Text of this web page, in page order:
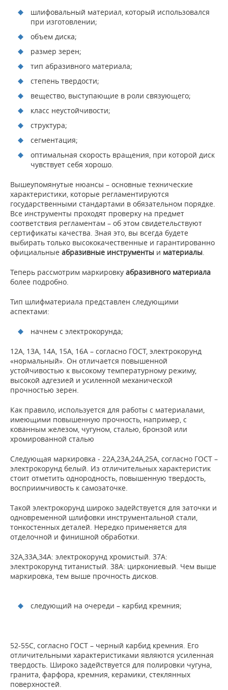
шлифовальный материал, который использовался
при изготовлении;
объем диска;
размер зерен;
тип абразивного материала;
степень твердости;
вещество, выступающие в роли связующего;
класс неустойчивости;
структура;
сегментация;
оптимальная скорость вращения, при которой диск
чувствует себя хорошо.
Вышеупомянутые нюансы – основные технические
характеристики, которые регламентируются
государственными стандартами в обязательном порядке.
Все инструменты проходят проверку на предмет
соответствия регламентам – об этом свидетельствуют
сертификаты качества. Зная это, вы всегда будете
выбирать только высококачественные и гарантированно
официальные абразивные инструменты и материалы.
Теперь рассмотрим маркировку абразивного материала
более подробно.
Тип шлифматериала представлен следующими
аспектами:
начнем с электрокорунда;
12А, 13А, 14А, 15А, 16А – согласно ГОСТ, электрокорунд
«нормальный». Он отличается повышенной
устойчивостью к высокому температурному режиму,
высокой адгезией и усиленной механической
прочностью зерен.
Как правило, используется для работы с материалами,
имеющими повышенную прочность, например, с
кованным железом, чугуном, сталью, бронзой или
хромированной сталью
Следующая маркировка - 22А,23А,24А,25А, согласно ГОСТ –
электрокорунд белый. Из отличительных характеристик
стоит отметить однородность, повышенную твердость,
восприимчивость к самозаточке.
Такой электрокорунд широко задействуется для заточки и
одновременной шлифовки инструментальной стали,
тонкостенных деталей. Нередко применяется для
отделочной и финишной обработки.
32А,33А,34А: электрокорунд хромистый. 37А:
электрокорунд титанистый. 38А: циркониевый. Чем выше
маркировка, тем выше прочность дисков.
следующий на очереди – карбид кремния;
52-55C, согласно ГОСТ – черный карбид кремния. Его
отличительными характеристиками являются усиленная
твердость. Широко задействуется для полировки чугуна,
гранита, фарфора, кремния, керамики, стеклянных
поверхностей.